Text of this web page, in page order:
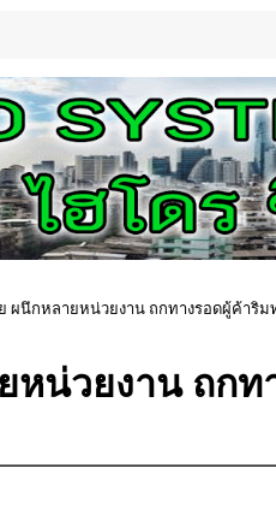
ผนึกหลายหน่วยงาน ถกทางรอดผู้ค้าริม
หน่วยงาน ถกท